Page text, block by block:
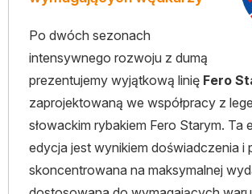
Po dwóch sezonach
intensywnego rozwoju z dumą
prezentujemy wyjątkową linię Fero
zaprojektowaną we współpracy z
słowackim rybakiem Fero Starym. Ta
edycja jest wynikiem doświadczenia i
skoncentrowana na maksymalnej